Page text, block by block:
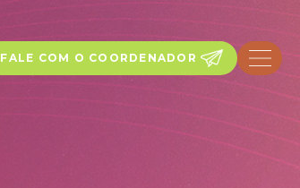
FALE COM O COORDENADOR